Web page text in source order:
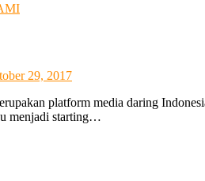
29, 2017
platform media daring
menjadi starting…